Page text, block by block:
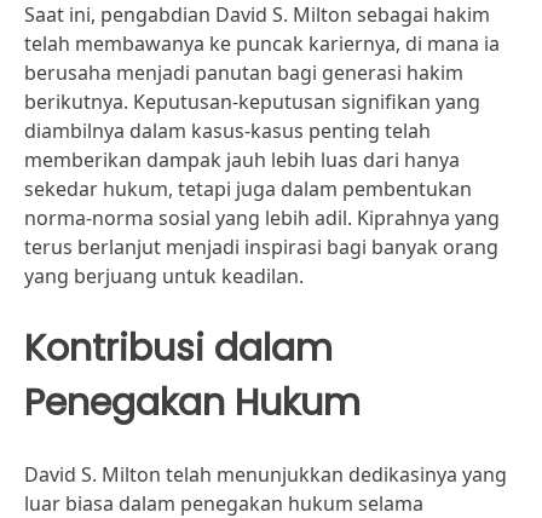
Saat ini, pengabdian David S. Milton sebagai hakim
telah membawanya ke puncak kariernya, di mana ia
berusaha menjadi panutan bagi generasi hakim
berikutnya. Keputusan-keputusan signifikan yang
diambilnya dalam kasus-kasus penting telah
memberikan dampak jauh lebih luas dari hanya
sekedar hukum, tetapi juga dalam pembentukan
norma-norma sosial yang lebih adil. Kiprahnya yang
terus berlanjut menjadi inspirasi bagi banyak orang
yang berjuang untuk keadilan.
Kontribusi dalam
Penegakan Hukum
David S. Milton telah menunjukkan dedikasinya yang
luar biasa dalam penegakan hukum selama